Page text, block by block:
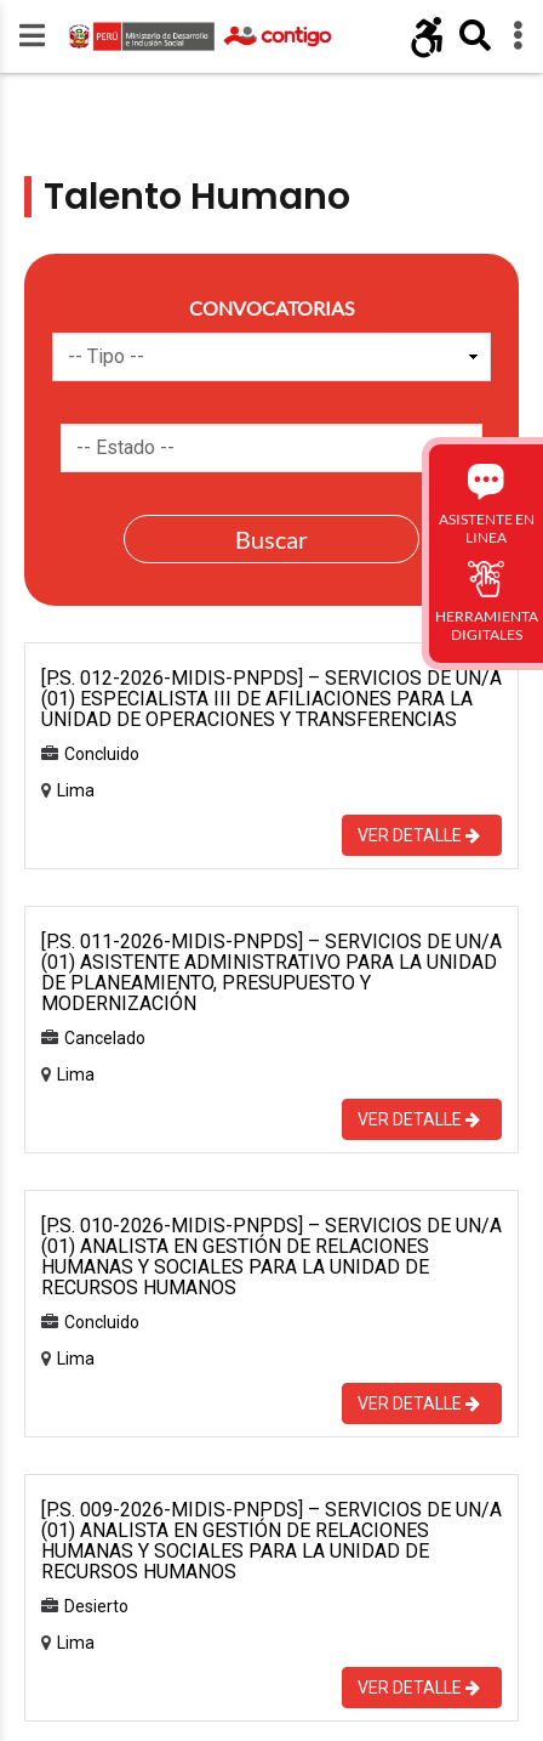
Talento Humano
CONVOCATORIAS
[P.S. 012-2026-MIDIS-PNPDS] – SERVICIOS DE UN/A
(01) ESPECIALISTA III DE AFILIACIONES PARA LA
UNIDAD DE OPERACIONES Y TRANSFERENCIAS
Concluido
Lima
VER DETALLE
[P.S. 011-2026-MIDIS-PNPDS] – SERVICIOS DE UN/A
(01) ASISTENTE ADMINISTRATIVO PARA LA UNIDAD
DE PLANEAMIENTO, PRESUPUESTO Y
MODERNIZACIÓN
Cancelado
Lima
VER DETALLE
[P.S. 010-2026-MIDIS-PNPDS] – SERVICIOS DE UN/A
(01) ANALISTA EN GESTIÓN DE RELACIONES
HUMANAS Y SOCIALES PARA LA UNIDAD DE
RECURSOS HUMANOS
Concluido
Lima
VER DETALLE
[P.S. 009-2026-MIDIS-PNPDS] – SERVICIOS DE UN/A
(01) ANALISTA EN GESTIÓN DE RELACIONES
HUMANAS Y SOCIALES PARA LA UNIDAD DE
RECURSOS HUMANOS
Desierto
Lima
VER DETALLE
ASISTENTE EN
LINEA
HERRAMIENTA
DIGITALES